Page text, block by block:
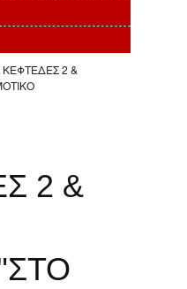
ΚΕΦΤΕΔΕΣ 2 &
2 &